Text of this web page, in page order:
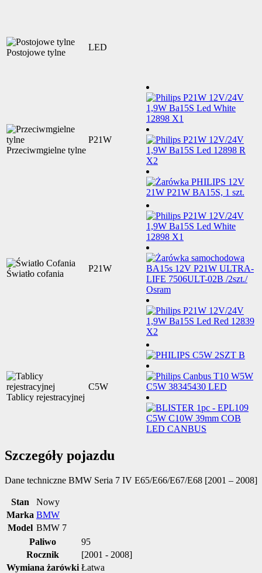
Postojowe tylne
LED
Przeciwmgielne tylne
P21W
Światło cofania
P21W
Tablicy rejestracyjnej
C5W
Szczegóły pojazdu
Dane techniczne BMW Seria 7 IV E65/E66/E67/E68 [2001 – 2008]
Stan
Nowy
Marka BMW
Model BMW 7
Paliwo
95
Rocznik
[2001 - 2008]
Wymiana żarówki Łatwa